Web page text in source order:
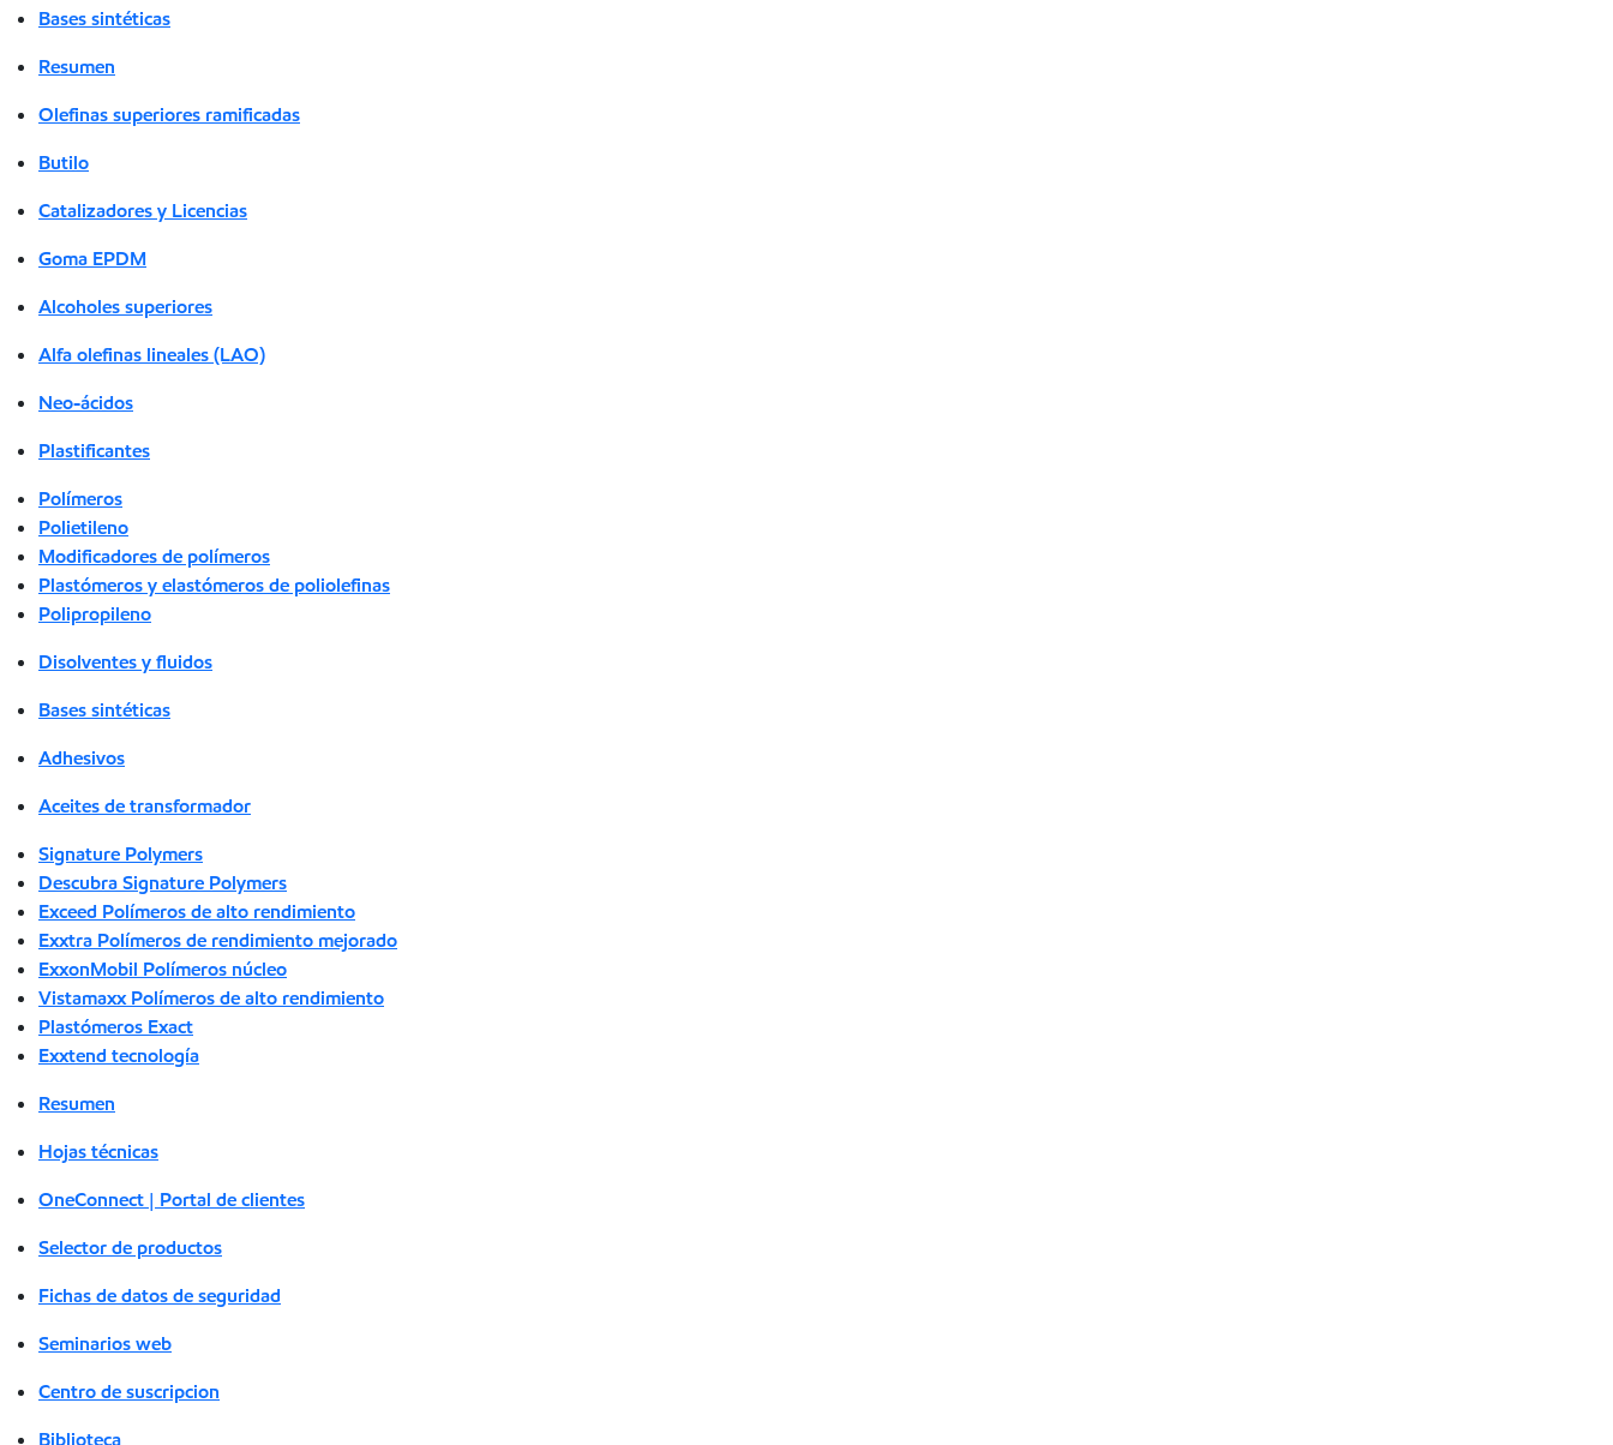
Bases sintéticas
Resumen
Olefinas superiores ramificadas
Butilo
Catalizadores y Licencias
Goma EPDM
Alcoholes superiores
Alfa olefinas lineales (LAO)
Neo-ácidos
Plastificantes
Polímeros
Polietileno
Modificadores de polímeros
Plastómeros y elastómeros de poliolefinas
Polipropileno
Disolventes y fluidos
Bases sintéticas
Adhesivos
Aceites de transformador
Signature Polymers
Descubra Signature Polymers
Exceed Polímeros de alto rendimiento
Exxtra Polímeros de rendimiento mejorado
ExxonMobil Polímeros núcleo
Vistamaxx Polímeros de alto rendimiento
Plastómeros Exact
Exxtend tecnología
Resumen
Hojas técnicas
OneConnect | Portal de clientes
Selector de productos
Fichas de datos de seguridad
Seminarios web
Centro de suscripcion
Biblioteca